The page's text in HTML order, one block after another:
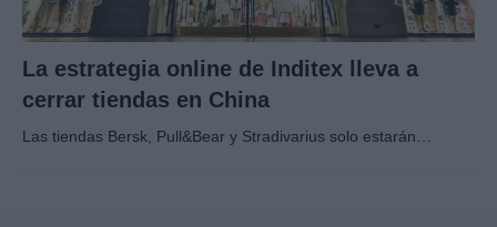
La estrategia online de Inditex lleva a
cerrar tiendas en China
Las tiendas Bersk, Pull&Bear y Stradivarius solo estarán…